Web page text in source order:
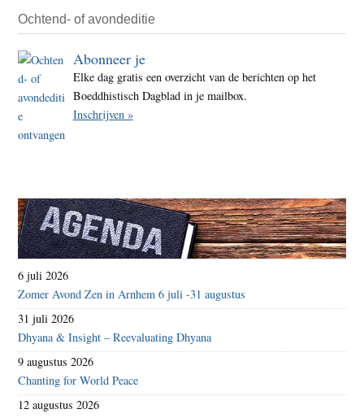
Ochtend- of avondeditie
Abonneer je
Elke dag gratis een overzicht van de berichten op het
Boeddhistisch Dagblad in je mailbox.
Inschrijven »
6 juli 2026
Zomer Avond Zen in Arnhem 6 juli -31 augustus
31 juli 2026
Dhyana & Insight – Reevaluating Dhyana
9 augustus 2026
Chanting for World Peace
12 augustus 2026